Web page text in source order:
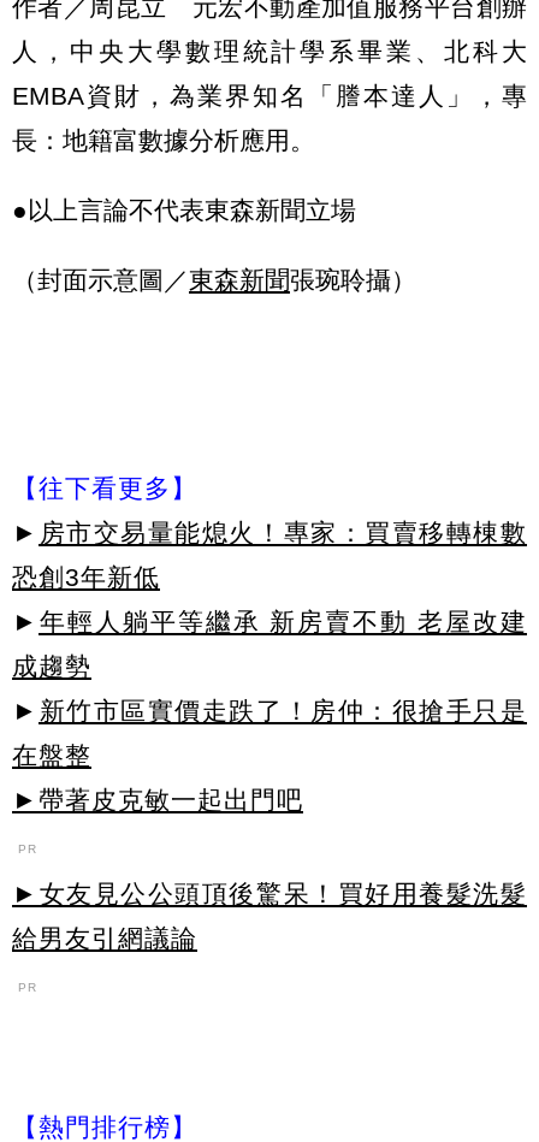
作者／周昆立 元宏不動產加值服務平台創辦
人，中央大學數理統計學系畢業、北科大
EMBA資財，為業界知名「謄本達人」，專
長：地籍富數據分析應用。
●以上言論不代表東森新聞立場
（封面示意圖／東森新聞張琬聆攝）
【往下看更多】
► 房市交易量能熄火！專家：買賣移轉棟數
恐創3年新低
► 年輕人躺平等繼承 新房賣不動 老屋改建
成趨勢
► 新竹市區實價走跌了！房仲：很搶手只是
在盤整
►帶著皮克敏一起出門吧
PR
►女友見公公頭頂後驚呆！買好用養髮洗髮
給男友引網議論
PR
【熱門排行榜】